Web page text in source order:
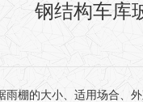
钢结构车库
雨棚的大小、适用场合、